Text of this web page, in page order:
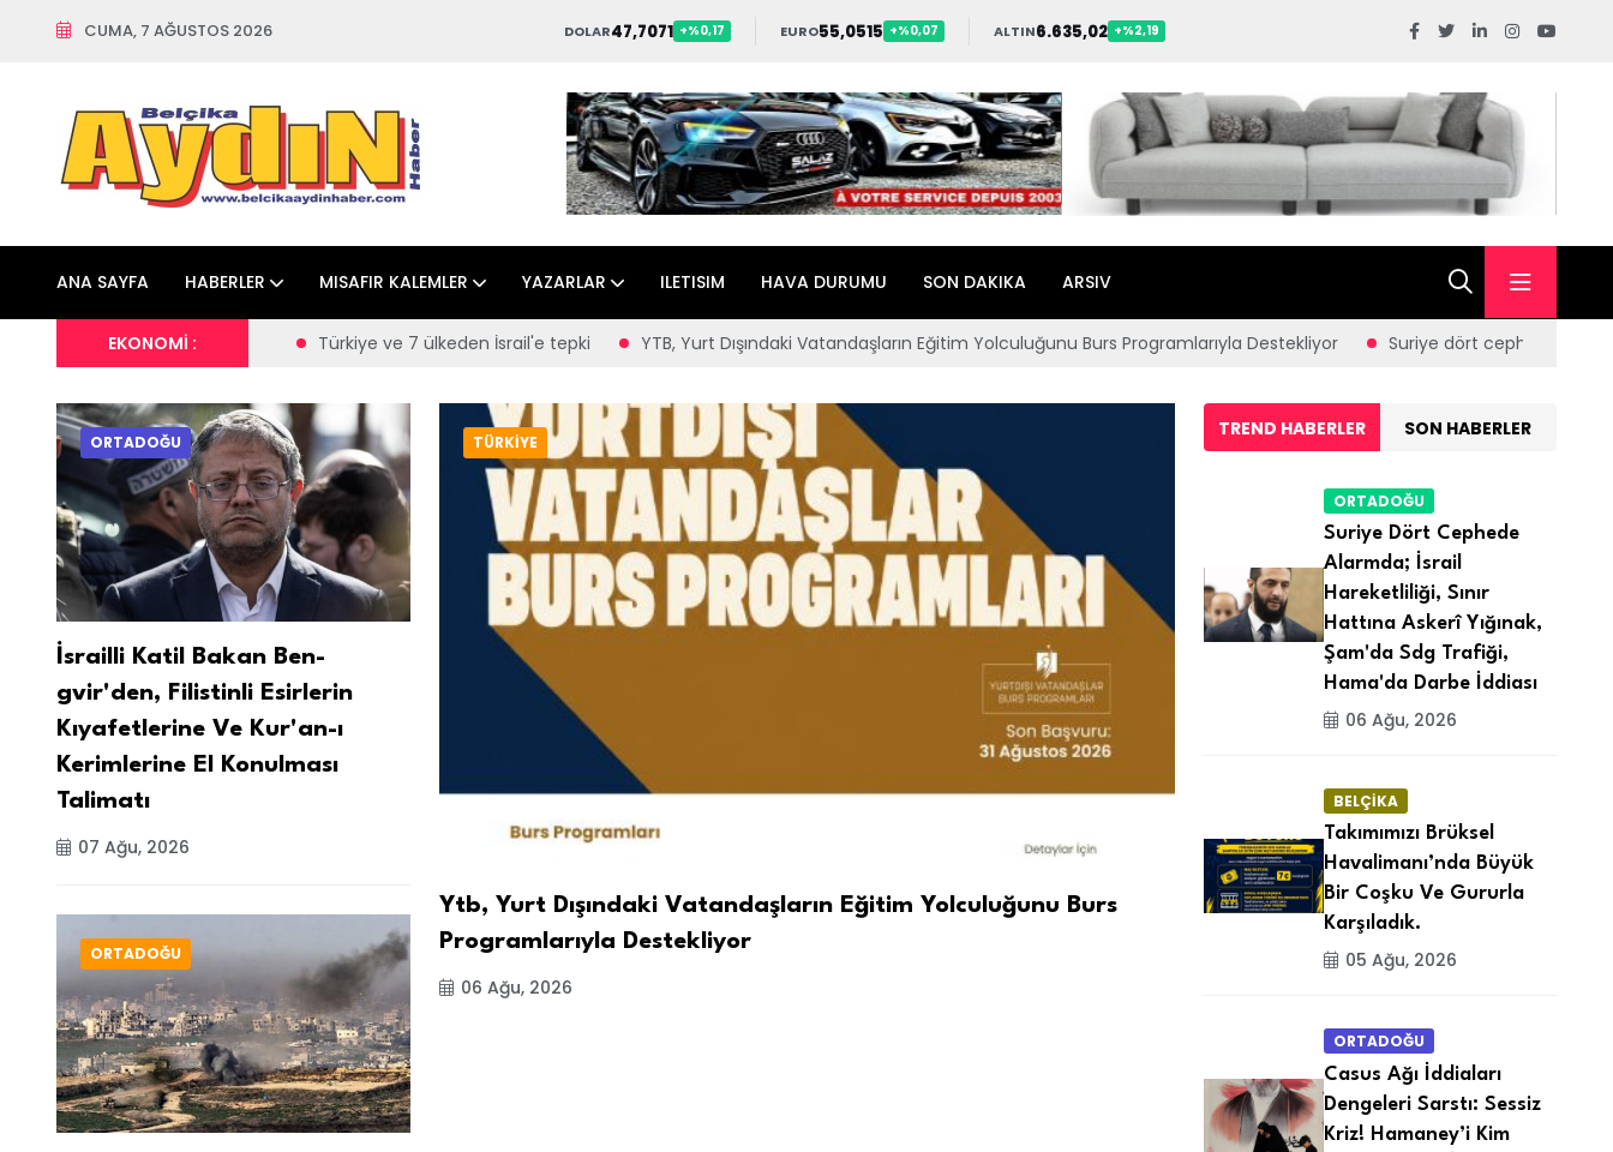
CUMA, 7 AĞUSTOS 2026 DOLAR47,7071 +%0,17 EURO55,0515 +%0,07 ALTIN6.635,02 +%2,19
ANA SAYFA HABERLER MISAFIR KALEMLER YAZARLAR ILETISIM HAVA DURUMU SON DAKIKA ARSIV
EKONOMİ :
konulması talimatı Türkiye ve 7 ülkeden İsrail'e tepki YTB, Yurt Dışındaki Vatandaşların Eğitim Yolculuğunu Burs Programlarıyla Destekliyor Suriye dört cephede alarmda; İsrail
ORTADOĞU
İsrailli Katil Bakan Ben-
gvir'den, Filistinli Esirlerin
Kıyafetlerine Ve Kur'an-ı
Kerimlerine El Konulması
Talimatı
07 Ağu, 2026
ORTADOĞU
TÜRKİYE
Ytb, Yurt Dışındaki Vatandaşların Eğitim Yolculuğunu Burs
Programlarıyla Destekliyor
06 Ağu, 2026
TREND HABERLER SON HABERLER
ORTADOĞU
Suriye Dört Cephede
Alarmda; İsrail
Hareketliliği, Sınır
Hattına Askerî Yığınak,
Şam'da Sdg Trafiği,
Hama'da Darbe İddiası
06 Ağu, 2026
BELÇİKA
Takımımızı Brüksel
Havalimanı’nda Büyük
Bir Coşku Ve Gururla
Karşıladık.
05 Ağu, 2026
ORTADOĞU
Casus Ağı İddiaları
Dengeleri Sarstı: Sessiz
Kriz! Hamaney’i Kim